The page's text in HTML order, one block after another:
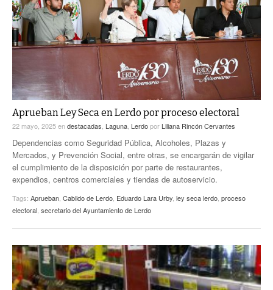
EL EXACTO
EXA INFORMA
GLOBO
CONTEXTOS
TRAYECTO LAGUNA
A MEDIA MAÑANA
A TODA LEY
DIÁLOGOS CON LA HISTORIA
TWEETS AND BEATS
LA MEJOR 97.1 ESTÉREO GALLITO
ACTUALIDADES GREM
LA MEJOR INFORMACIÓN
PC29
ACTUALIDADES GREM
Aprueban Ley Seca en Lerdo por proceso electoral
22 mayo, 2025endestacadas Laguna Lerdopor Liliana Rincón Cervantes
Dependencias como Seguridad Pública, Alcoholes, Plazas y
Mercados, y Prevención Social, entre otras, se encargarán de vigilar
el cumplimiento de la disposición por parte de restaurantes,
expendios, centros comerciales y tiendas de autoservicio.
Tags: Aprueban Cabildo de Lerdo Eduardo Lara Urby ley seca lerdo proceso
electoral secretario del Ayuntamiento de Lerdo